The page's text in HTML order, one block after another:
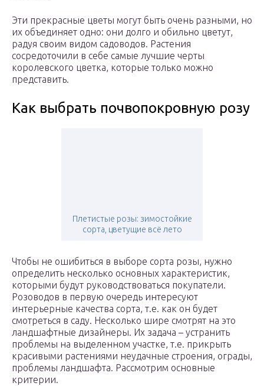
Эти прекрасные цветы могут быть очень разными, но
их объединяет одно: они долго и обильно цветут,
радуя своим видом садоводов. Растения
сосредоточили в себе самые лучшие черты
королевского цветка, которые только можно
представить.
Как выбрать почвопокровную розу
Плетистые розы: зимостойкие
сорта, цветущие всё лето
Чтобы не ошибиться в выборе сорта розы, нужно
определить несколько основных характеристик,
которыми будут руководствоваться покупатели.
Розоводов в первую очередь интересуют
интерьерные качества сорта, т.е. как он будет
смотреться в саду. Несколько шире смотрят на это
ландшафтные дизайнеры. Их задача – устранить
проблемы на выделенном участке, т.е. прикрыть
красивыми растениями неудачные строения, ограды,
проблемы ландшафта. Рассмотрим основные
критерии.